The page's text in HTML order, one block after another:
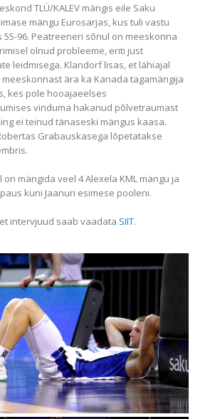
TLÜ/KALEV mängis eile Saku
mängu Eurosarjas, kus tuli vastu
55-96. Peatreeneri sõnul on meeskonna
olnud probleeme, eriti just
leidmisega. Klandorf lisas, et lähiajal
ära ka Kanada tagamängija
kes pole hooajaeelses
vinduma hakanud põlvetraumast
ei teinud tänaseski mängus kaasa.
Grabauskasega lõpetatakse
mängida veel 4 Alexela KML mängu ja
kuni Jaanuri esimese pooleni.
intervjuud saab vaadata SIIT.